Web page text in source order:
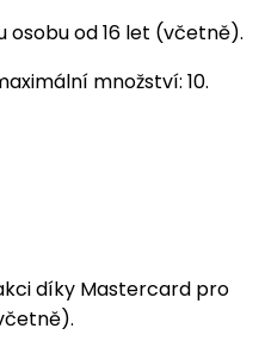
osobu od 16 let (včetně).
množství: 10.
díky Mastercard pro